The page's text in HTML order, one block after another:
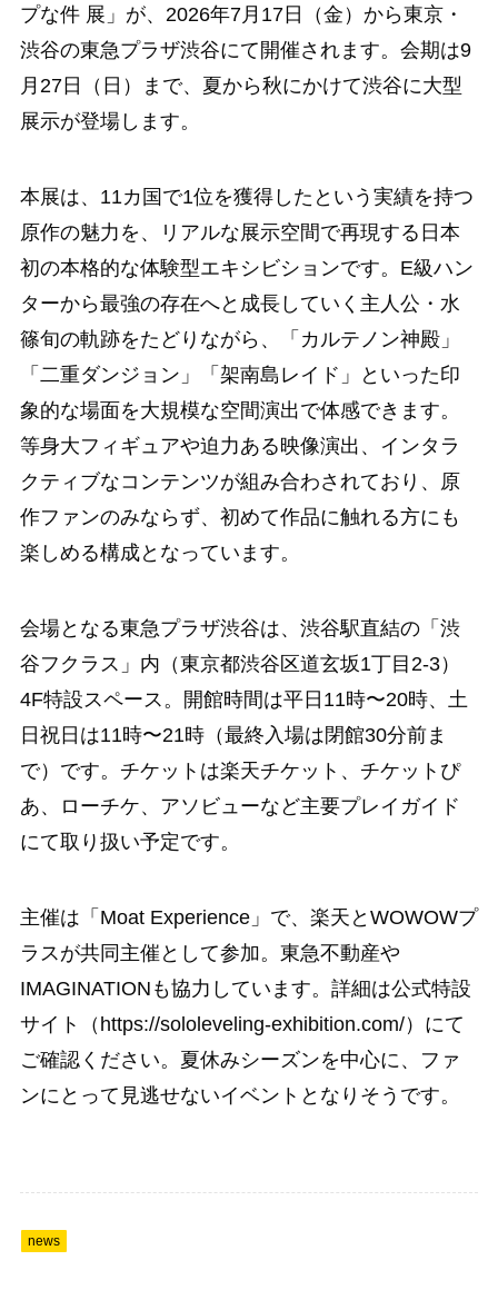
プな件 展」が、2026年7月17日（金）から東京・
渋谷の東急プラザ渋谷にて開催されます。会期は9
月27日（日）まで、夏から秋にかけて渋谷に大型
展示が登場します。
本展は、11カ国で1位を獲得したという実績を持つ
原作の魅力を、リアルな展示空間で再現する日本
初の本格的な体験型エキシビションです。E級ハン
ターから最強の存在へと成長していく主人公・水
篠旬の軌跡をたどりながら、「カルテノン神殿」
「二重ダンジョン」「架南島レイド」といった印
象的な場面を大規模な空間演出で体感できます。
等身大フィギュアや迫力ある映像演出、インタラ
クティブなコンテンツが組み合わされており、原
作ファンのみならず、初めて作品に触れる方にも
楽しめる構成となっています。
会場となる東急プラザ渋谷は、渋谷駅直結の「渋
谷フクラス」内（東京都渋谷区道玄坂1丁目2-3）
4F特設スペース。開館時間は平日11時〜20時、土
日祝日は11時〜21時（最終入場は閉館30分前ま
で）です。チケットは楽天チケット、チケットぴ
あ、ローチケ、アソビューなど主要プレイガイド
にて取り扱い予定です。
主催は「Moat Experience」で、楽天とWOWOWプ
ラスが共同主催として参加。東急不動産や
IMAGINATIONも協力しています。詳細は公式特設
サイト（https://sololeveling-exhibition.com/）にて
ご確認ください。夏休みシーズンを中心に、ファ
ンにとって見逃せないイベントとなりそうです。
news